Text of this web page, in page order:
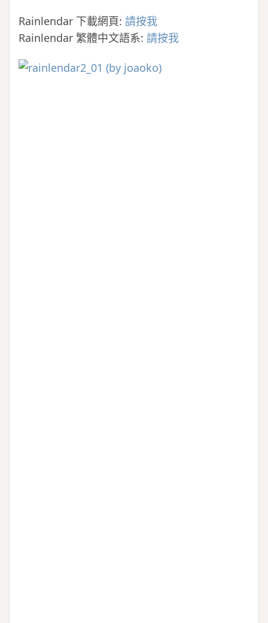
Rainlendar 下載網頁: 請按我
Rainlendar 繁體中文語系: 請按我